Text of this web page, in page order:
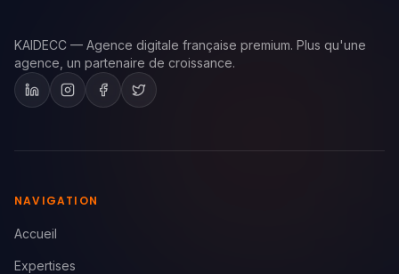
KAIDECC — Agence digitale française premium. Plus qu'une
agence, un partenaire de croissance.
NAVIGATION
Accueil
Expertises